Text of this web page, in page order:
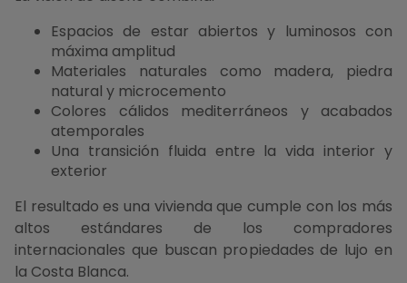
Espacios de estar abiertos y luminosos con
máxima amplitud
Materiales naturales como madera, piedra
natural y microcemento
Colores cálidos mediterráneos y acabados
atemporales
Una transición fluida entre la vida interior y
exterior
El resultado es una vivienda que cumple con los más
altos estándares de los compradores
internacionales que buscan propiedades de lujo en
la Costa Blanca.